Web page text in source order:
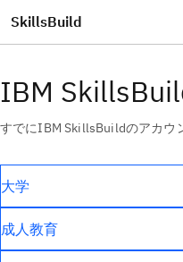
メインコンテンツへスキップ
SkillsBuild
IBM
すでにIBM SkillsBuildのアカウ
大学
成人教育